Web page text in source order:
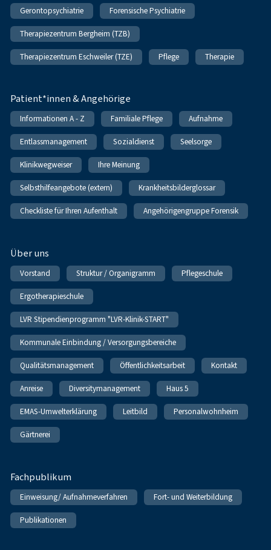
Gerontopsychiatrie Forensische Psychiatrie
Therapiezentrum Bergheim (TZB)
Therapiezentrum Eschweiler (TZE) Pflege Therapie
Patient*innen & Angehörige
Informationen A - Z Familiale Pflege Aufnahme
Entlassmanagement Sozialdienst Seelsorge
Klinikwegweiser Ihre Meinung
Selbsthilfeangebote (extern) Krankheitsbilderglossar
Checkliste für Ihren Aufenthalt Angehörigengruppe Forensik
Über uns
Vorstand Struktur / Organigramm Pflegeschule
Ergotherapieschule
LVR Stipendienprogramm "LVR-Klinik-START"
Kommunale Einbindung / Versorgungsbereiche
Qualitätsmanagement Öffentlichkeitsarbeit Kontakt
Anreise Diversitymanagement Haus 5
EMAS-Umwelterklärung Leitbild Personalwohnheim
Gärtnerei
Fachpublikum
Einweisung/ Aufnahmeverfahren Fort- und Weiterbildung
Publikationen